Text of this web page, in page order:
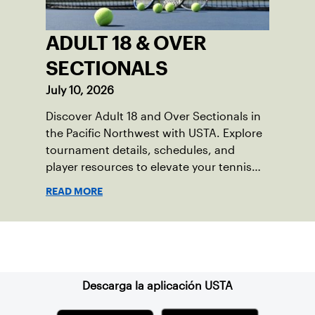
ADULT 18 & OVER
SECTIONALS
July 10, 2026
Discover Adult 18 and Over Sectionals in
the Pacific Northwest with USTA. Explore
tournament details, schedules, and
player resources to elevate your tennis
READ MORE
Descarga la aplicación USTA